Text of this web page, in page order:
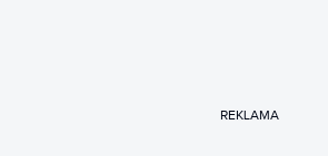
REKLAMA